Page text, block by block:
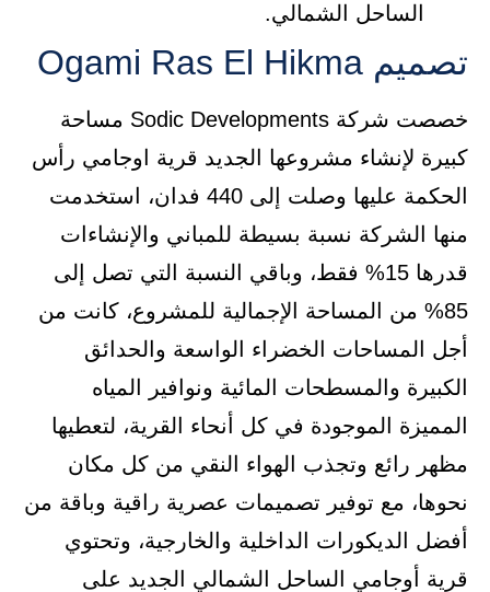
الساحل الشمالي.
تصميم Ogami Ras El Hikma
خصصت شركة Sodic Developments مساحة
كبيرة لإنشاء مشروعها الجديد قرية اوجامي رأس
الحكمة عليها وصلت إلى 440 فدان، استخدمت
منها الشركة نسبة بسيطة للمباني والإنشاءات
قدرها 15% فقط، وباقي النسبة التي تصل إلى
85% من المساحة الإجمالية للمشروع، كانت من
أجل المساحات الخضراء الواسعة والحدائق
الكبيرة والمسطحات المائية ونوافير المياه
المميزة الموجودة في كل أنحاء القرية، لتعطيها
مظهر رائع وتجذب الهواء النقي من كل مكان
نحوها، مع توفير تصميمات عصرية راقية وباقة من
أفضل الديكورات الداخلية والخارجية، وتحتوي
قرية أوجامي الساحل الشمالي الجديد على